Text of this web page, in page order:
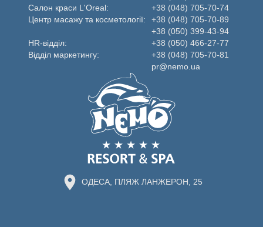
Салон краси L'Oreal:
+38 (048) 705-70-74
Центр масажу та косметології:
+38 (048) 705-70-89
+38 (050) 399-43-94
HR-відділ:
+38 (050) 466-27-77
Відділ маркетингу:
+38 (048) 705-70-81
pr@nemo.ua
ОДЕСА, ПЛЯЖ ЛАНЖЕРОН, 25